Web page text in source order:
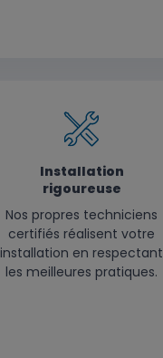
Installation
rigoureuse
Nos propres techniciens
certifiés réalisent votre
installation en respectant
les meilleures pratiques.